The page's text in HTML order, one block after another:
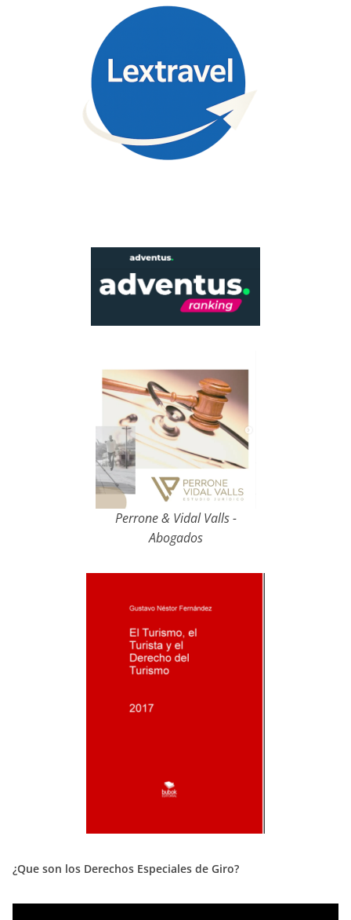
Perrone & Vidal Valls -
Abogados
¿Que son los Derechos Especiales de Giro?